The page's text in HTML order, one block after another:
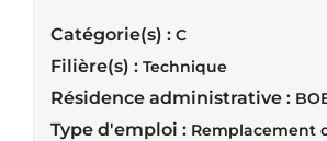
Catégorie(s) : C
Filière(s) : Technique
Résidence administrative :
Type d'emploi : Remplacement